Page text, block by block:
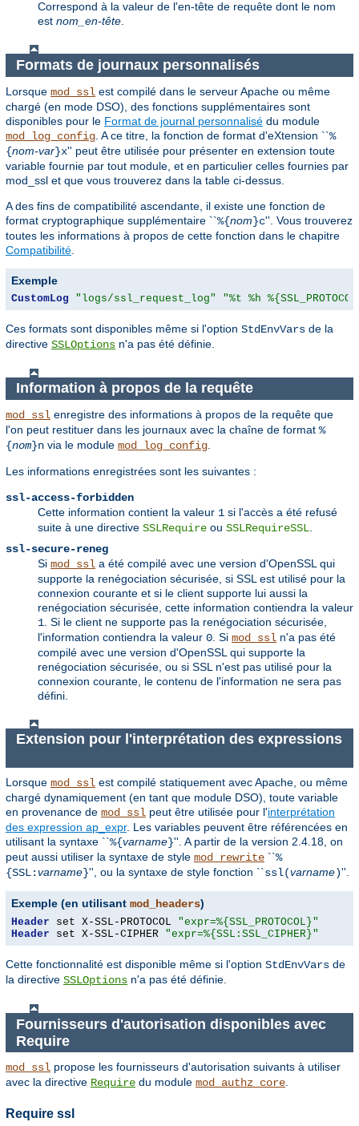
Correspond à la valeur de l'en-tête de requête dont le nom
est nom_en-tête.
Formats de journaux personnalisés
Lorsque mod_ssl est compilé dans le serveur Apache ou même
chargé (en mode DSO), des fonctions supplémentaires sont
disponibles pour le Format de journal personnalisé du module
mod_log_config . A ce titre, la fonction de format d'eXtension ``%
{nom-var}x'' peut être utilisée pour présenter en extension toute
variable fournie par tout module, et en particulier celles fournies par
mod_ssl et que vous trouverez dans la table ci-dessus.
A des fins de compatibilité ascendante, il existe une fonction de
format cryptographique supplémentaire ``%{nom}c''. Vous trouverez
toutes les informations à propos de cette fonction dans le chapitre
Compatibilité
Exemple
CustomLog "logs/ssl_request_log" "%t %h
Ces formats sont disponibles même si l'option StdEnvVars de la
directive SSLOptions n'a pas été définie.
Information à propos de la requête
mod_ssl enregistre des informations à propos de la requête que
l'on peut restituer dans les journaux avec la chaîne de format %
{nom}n via le module mod_log_config
Les informations enregistrées sont les suivantes :
ssl-access-forbidden
Cette information contient la valeur 1 si l'accès a été refusé
suite à une directive SSLRequire ou SSLRequireSSL
ssl-secure-reneg
Si mod_ssl a été compilé avec une version d'OpenSSL qui
supporte la renégociation sécurisée, si SSL est utilisé pour la
connexion courante et si le client supporte lui aussi la
renégociation sécurisée, cette information contiendra la valeur
1 . Si le client ne supporte pas la renégociation sécurisée,
l'information contiendra la valeur 0 . Si mod_ssl n'a pas été
compilé avec une version d'OpenSSL qui supporte la
renégociation sécurisée, ou si SSL n'est pas utilisé pour la
connexion courante, le contenu de l'information ne sera pas
défini.
Extension pour l'interprétation des expressions
Lorsque mod_ssl est compilé statiquement avec Apache, ou même
chargé dynamiquement (en tant que module DSO), toute variable
en provenance de mod_ssl peut être utilisée pour l'interprétation
des expression ap_expr. Les variables peuvent être référencées en
utilisant la syntaxe ``%{varname}''. A partir de la version 2.4.18, on
peut aussi utiliser la syntaxe de style mod_rewrite ``%
{SSL:varname}'', ou la syntaxe de style fonction ``ssl(varname)''.
Exemple (en utilisant mod_headers)
Header set X-SSL-PROTOCOL "expr=%{SSL_PROTOCOL}"
Header set X-SSL-CIPHER "expr=%{SSL:SSL_CIPHER}"
Cette fonctionnalité est disponible même si l'option StdEnvVars de
la directive SSLOptions n'a pas été définie.
Fournisseurs d'autorisation disponibles avec
Require
mod_ssl propose les fournisseurs d'autorisation suivants à utiliser
avec la directive Require du module mod_authz_core
Require ssl